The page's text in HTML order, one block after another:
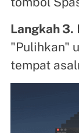
Langkah 3.
"Pulihkan"
tempat